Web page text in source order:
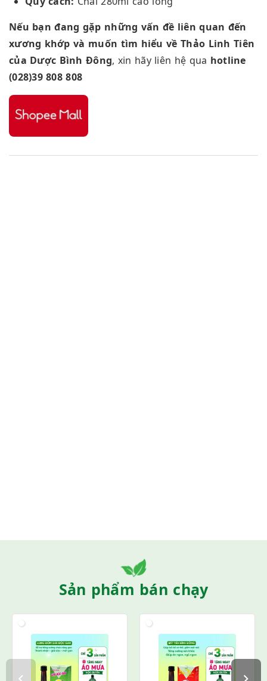
Nếu bạn đang gặp những vấn đề liên quan đến
xương khớp và muốn tìm hiểu về Thảo Linh Tiên
của Dược Bình Đông, xin hãy liên hệ qua hotline
(028)39 808 808
Sản phẩm bán chạy